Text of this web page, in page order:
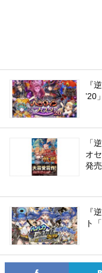
『
ʼ20
「
オ
発売
『
ト